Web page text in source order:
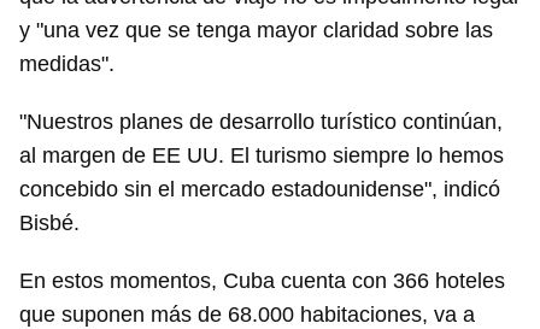
y "una vez que se tenga mayor claridad sobre las
medidas".
"Nuestros planes de desarrollo turístico continúan,
al margen de EE UU. El turismo siempre lo hemos
concebido sin el mercado estadounidense", indicó
Bisbé.
En estos momentos, Cuba cuenta con 366 hoteles
que suponen más de 68.000 habitaciones, va a